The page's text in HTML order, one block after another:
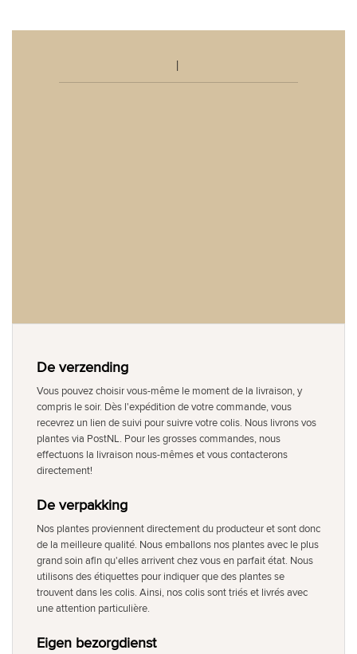
De verzending
Vous pouvez choisir vous-même le moment de la livraison, y
compris le soir. Dès l'expédition de votre commande, vous
recevrez un lien de suivi pour suivre votre colis. Nous livrons vos
plantes via PostNL. Pour les grosses commandes, nous
effectuons la livraison nous-mêmes et vous contacterons
directement!
De verpakking
Nos plantes proviennent directement du producteur et sont donc
de la meilleure qualité. Nous emballons nos plantes avec le plus
grand soin afin qu'elles arrivent chez vous en parfait état. Nous
utilisons des étiquettes pour indiquer que des plantes se
trouvent dans les colis. Ainsi, nos colis sont triés et livrés avec
une attention particulière.
Eigen bezorgdienst